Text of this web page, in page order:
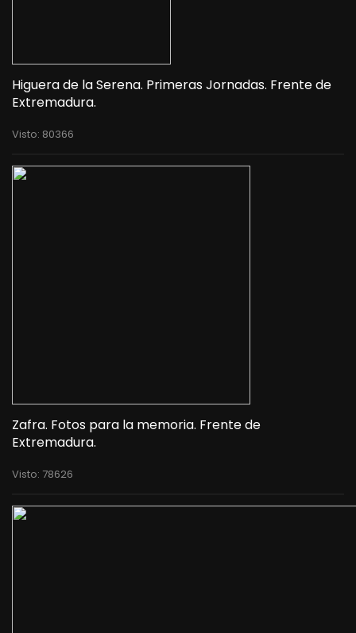
Higuera de la Serena. Primeras Jornadas. Frente de
Extremadura.
Visto: 80366
Zafra. Fotos para la memoria. Frente de
Extremadura.
Visto: 78626